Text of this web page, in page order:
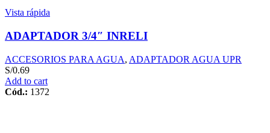
Vista rápida
ADAPTADOR 3/4″ INRELI
ACCESORIOS PARA AGUA, ADAPTADOR AGUA UPR
S/0.69
Add to cart
Cód.: 1372